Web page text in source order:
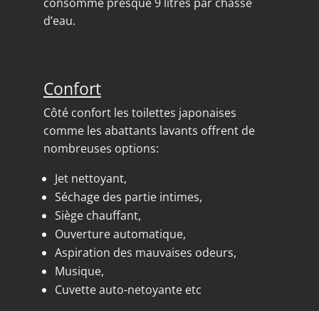
d’eau.
Confort
Côté confort les toilettes japonaises
comme les abattants lavants offrent de
nombreuses options:
Jet nettoyant,
Séchage des partie intimes,
Siège chauffant,
Ouverture automatique,
Aspiration des mauvaises odeurs,
Musique,
Cuvette auto-netoyante etc